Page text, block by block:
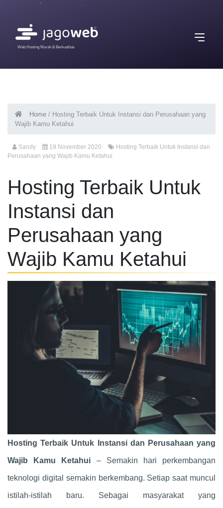
Web Hosting Murah & Berkualitas
Home / Hosting Terbaik Untuk Instansi dan Perusahaan yang
Wajib Kamu Ketahui
Sandy 19 November 2020
Hosting Terbaik Untuk Instansi dan
Perusahaan yang Wajib Kamu Ketahui
Hosting Terbaik Untuk
Instansi dan
Perusahaan yang
Wajib Kamu Ketahui
Hosting Terbaik Untuk Instansi dan Perusahaan yang
Wajib Kamu Ketahui – Semakin hari perkembangan
teknologi digital semakin berkembang. Setiap saat muncul
istilah-istilah baru. Sebagai masyarakat yang